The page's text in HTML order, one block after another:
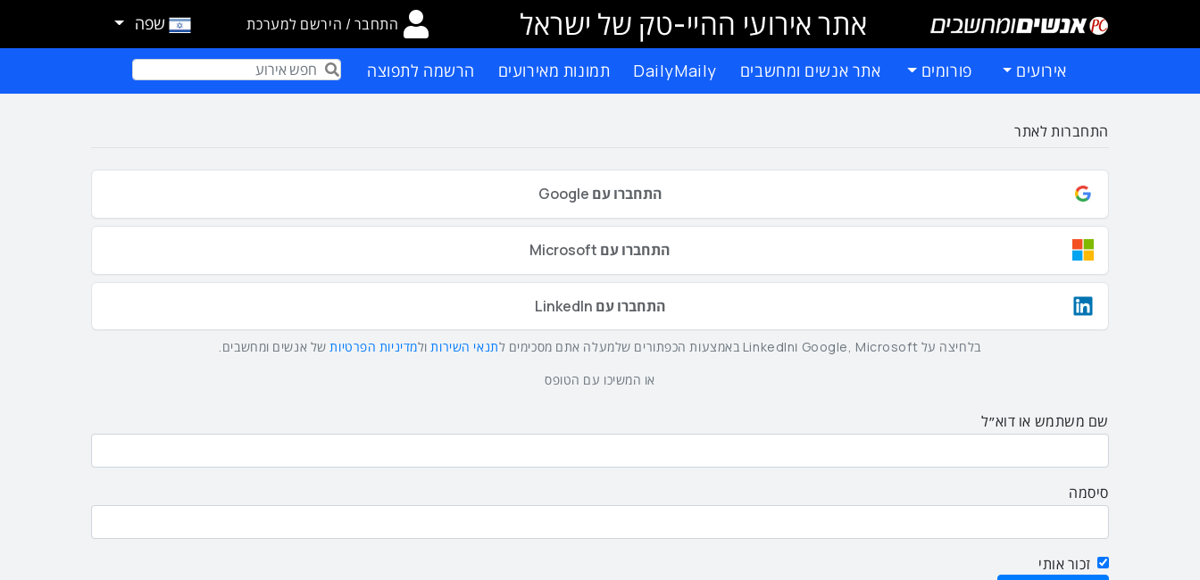
אתר אירועי ההיי-טק של ישראל התחבר / הירשם למערכת שפה
אירועים פורומים אתר אנשים ומחשבים DailyMaily תמונות מאירועים הרשמה לתפוצה Term
התחברות לאתר
התחברו עם Google
התחברו עם Microsoft
התחברו עם LinkedIn
בלחיצה על Google, Microsoft וLinkedIn באמצעות הכפתורים שלמעלה אתם מסכימים ל תנאי השירותולמדיניות הפרטיותשל אנשים ומחשבים.
או המשיכו עם הטופס
שם משתמש או דוא״ל
סיסמה
זכור אותי